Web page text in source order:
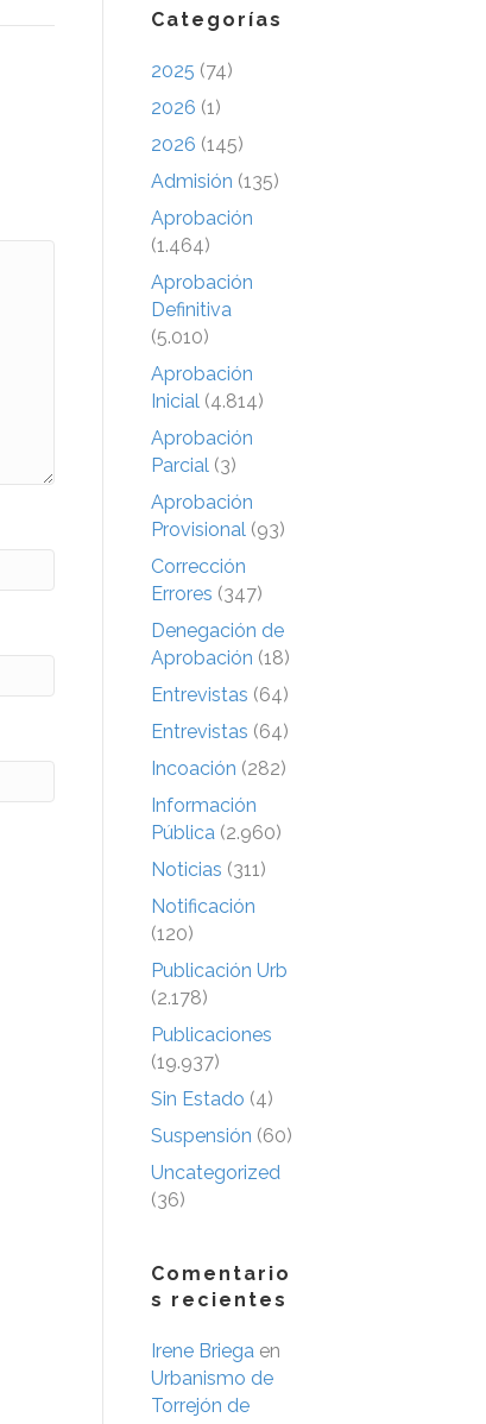
Categorías
2025 (74)
2026 (1)
2026 (145)
Admisión (135)
Aprobación
(1.464)
Aprobación
Definitiva
(5.010)
Aprobación
Inicial (4.814)
Aprobación
Parcial (3)
Aprobación
Provisional (93)
Corrección
Errores (347)
Denegación de
Aprobación (18)
Entrevistas (64)
Entrevistas (64)
Incoación (282)
Información
Pública (2.960)
Noticias (311)
Notificación
(120)
Publicación Urb
(2.178)
Publicaciones
(19.937)
Sin Estado (4)
Suspensión (60)
Uncategorized
(36)
Comentario
s recientes
Irene Briega en
Urbanismo de
Torrejón de